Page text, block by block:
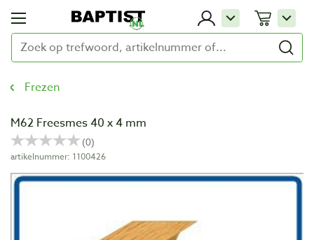
Frezen
M62 Freesmes 40 x 4 mm
artikelnummer: 1100426